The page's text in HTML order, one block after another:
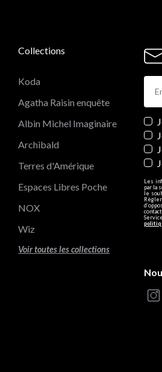
Les
par la
le
Collections
Koda
Agatha Raisin enquête
Albin Michel Imaginaire
Archibald
Terres d'Amérique
Espaces Libres Poche
NOX
Wiz
Voir toutes les collections